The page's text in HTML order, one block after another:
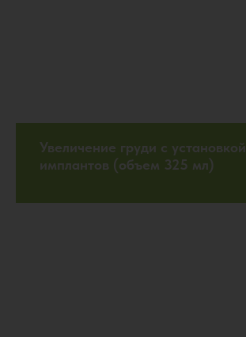
Увеличение груди с установкой
имплантов (объем 325 мл)